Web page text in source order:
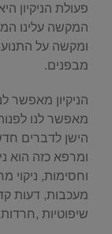
פעולת הניקיון
המקשה עלינו
ומקשה על
מבפנים.
הניקיון מאפשר
מאפשר לנו
הישן לדברים
ומרפא כזה הוא
וחסימות, ניקוי
מעכבות, דעות
שיפוטיות ,חרדות